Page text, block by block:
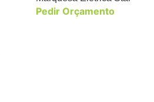
Pedir Orçamento